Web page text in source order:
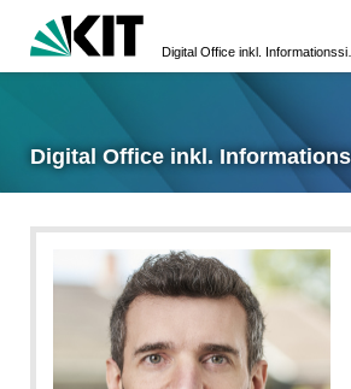
Digital Office inkl.